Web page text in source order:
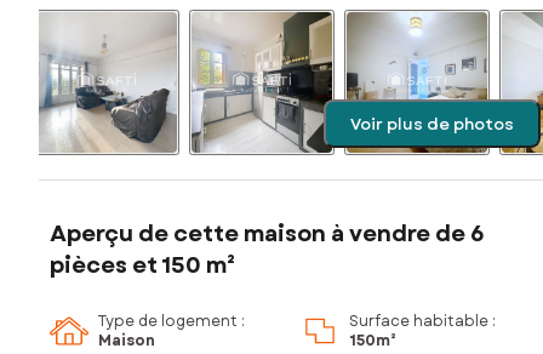
Voir plus de photos
Aperçu de cette maison à vendre de 6
pièces et 150 m²
Type de logement :
Maison
Surface habitable :
150m²